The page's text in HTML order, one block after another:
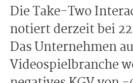
Die Take-Two
notiert derzeit bei
Das Unternehmen
Videospielbranche